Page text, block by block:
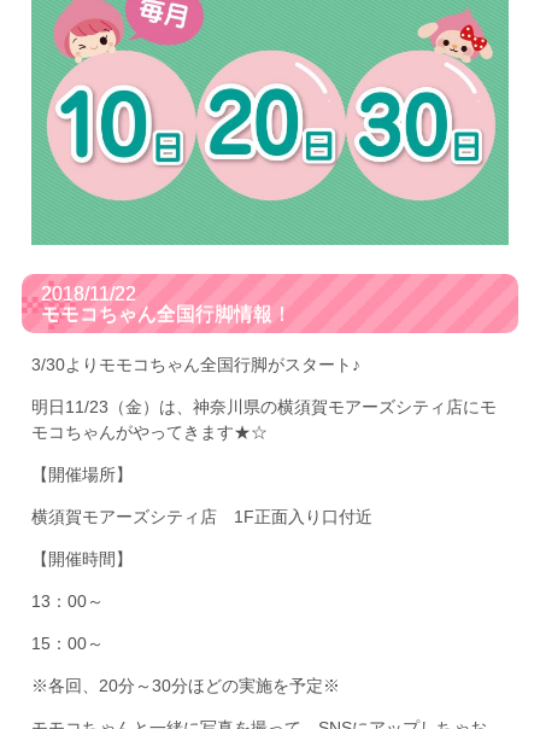
2018/11/22
モモコちゃん全国行脚情報！
3/30よりモモコちゃん全国行脚がスタート♪
明日11/23（金）は、神奈川県の横須賀モアーズシティ店にモ
モコちゃんがやってきます★☆
【開催場所】
横須賀モアーズシティ店 1F正面入り口付近
【開催時間】
13：00～
15：00～
※各回、20分～30分ほどの実施を予定※